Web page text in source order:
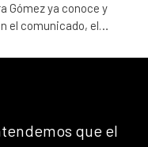
Gómez ya conoce y
el comunicado, el…
que el